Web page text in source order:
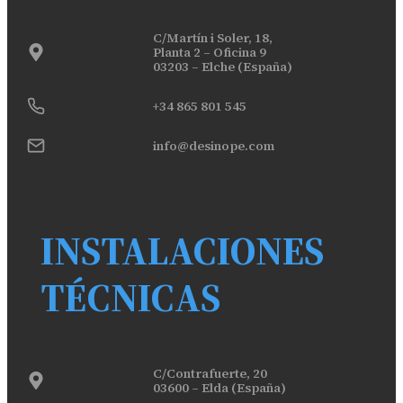
C/Martín i Soler, 18,
Planta 2 – Oficina 9
03203 – Elche (España)
+34 865 801 545
info@desinope.com
INSTALACIONES
TÉCNICAS
C/Contrafuerte, 20
03600 – Elda (España)